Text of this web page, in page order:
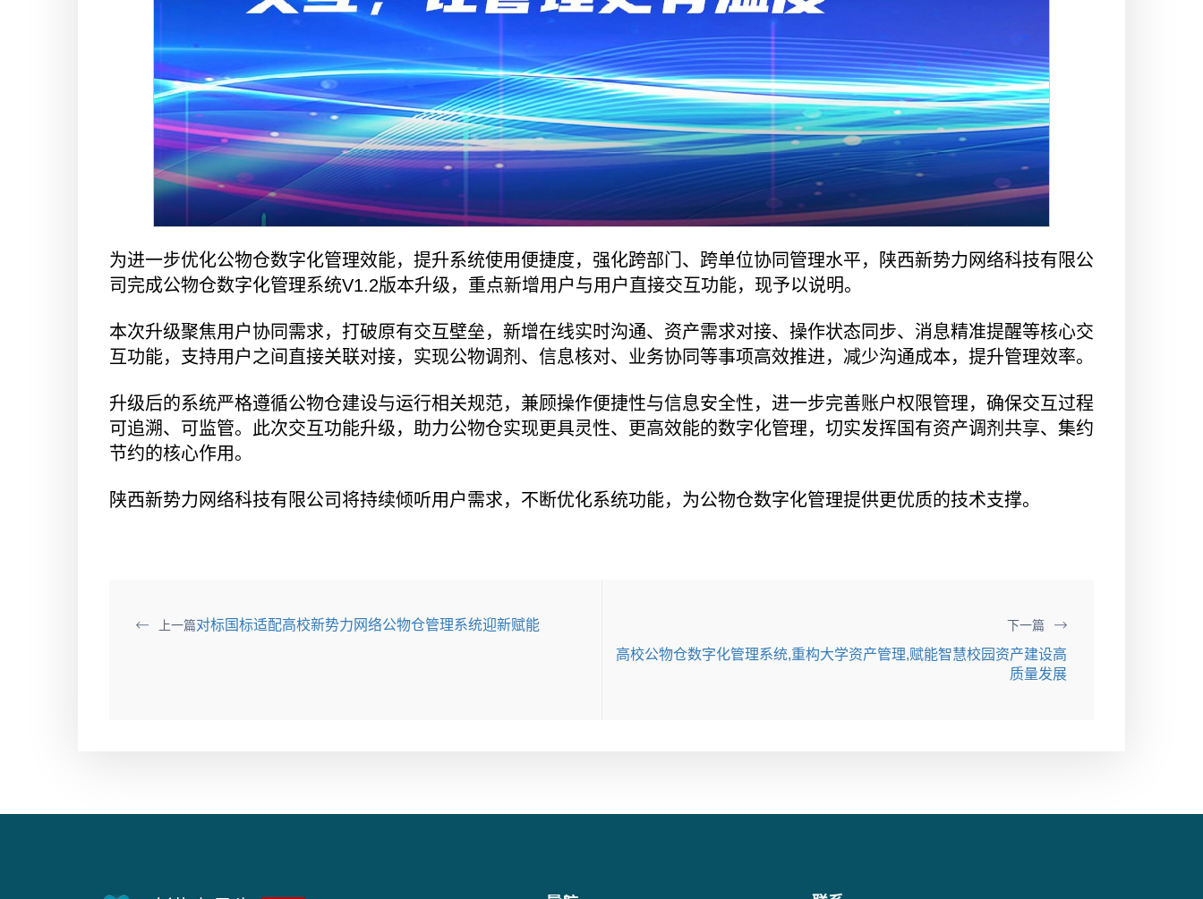
为进一步优化公物仓数字化管理效能，提升系统使用便捷度，强化跨部门、跨单位协同管理水平，陕西新势力网络科技有限公
司完成公物仓数字化管理系统V1.2版本升级，重点新增用户与用户直接交互功能，现予以说明。
本次升级聚焦用户协同需求，打破原有交互壁垒，新增在线实时沟通、资产需求对接、操作状态同步、消息精准提醒等核心交
互功能，支持用户之间直接关联对接，实现公物调剂、信息核对、业务协同等事项高效推进，减少沟通成本，提升管理效率。
升级后的系统严格遵循公物仓建设与运行相关规范，兼顾操作便捷性与信息安全性，进一步完善账户权限管理，确保交互过程
可追溯、可监管。此次交互功能升级，助力公物仓实现更具灵性、更高效能的数字化管理，切实发挥国有资产调剂共享、集约
节约的核心作用。
陕西新势力网络科技有限公司将持续倾听用户需求，不断优化系统功能，为公物仓数字化管理提供更优质的技术支撑。
上一篇对标国标适配高校新势力网络公物仓管理系统迎新赋能 下一篇
高校公物仓数字化管理系统,重构大学资产管理,赋能智慧校园资产建设高
质量发展